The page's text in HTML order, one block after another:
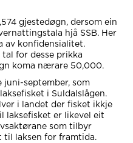
gjestedøgn, dersom ein
hjå SSB. Her
av konfidensialitet.
for desse prikka
koma nærare 50,000.
juni-september, som
i Suldalslågen.
i landet der fisket ikkje
laksefisket er likevel eit
som tilbyr
til laksen for framtida.